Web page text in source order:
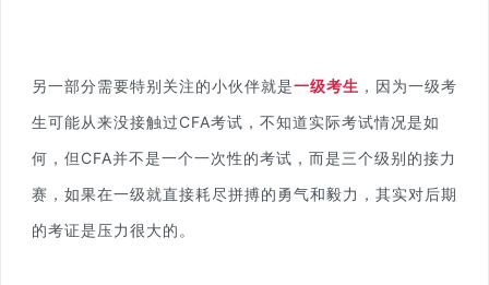
另一部分需要特别关注的小伙伴就是一级考生 ，因为一级考
生可能从来没接触过CFA考试，不知道实际考试情况是如
何，但CFA并不是一个一次性的考试，而是三个级别的接力
赛，如果在一级就直接耗尽拼搏的勇气和毅力，其实对后期
的考证是压力很大的。